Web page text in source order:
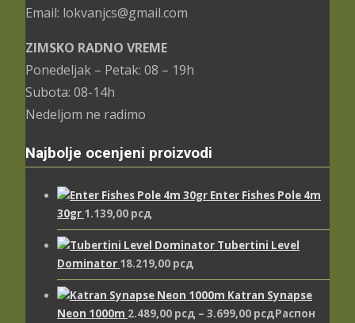
Email: lokvanjcs@gmail.com
ZIMSKO RADNO VREME
Ponedeljak – Petak: 08 – 19h
Subota: 08-14h
Nedeljom ne radimo
Najbolje ocenjeni proizvodi
Enter Fishes Pole 4m
30gr 1.139,00 рсд
Tubertini Level
Dominator 18.219,00 рсд
Katran Synapse
Neon 1000m 2.489,00 рсд – 3.699,00 рсдРаспон